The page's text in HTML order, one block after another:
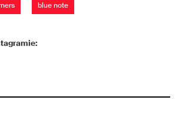
blue note